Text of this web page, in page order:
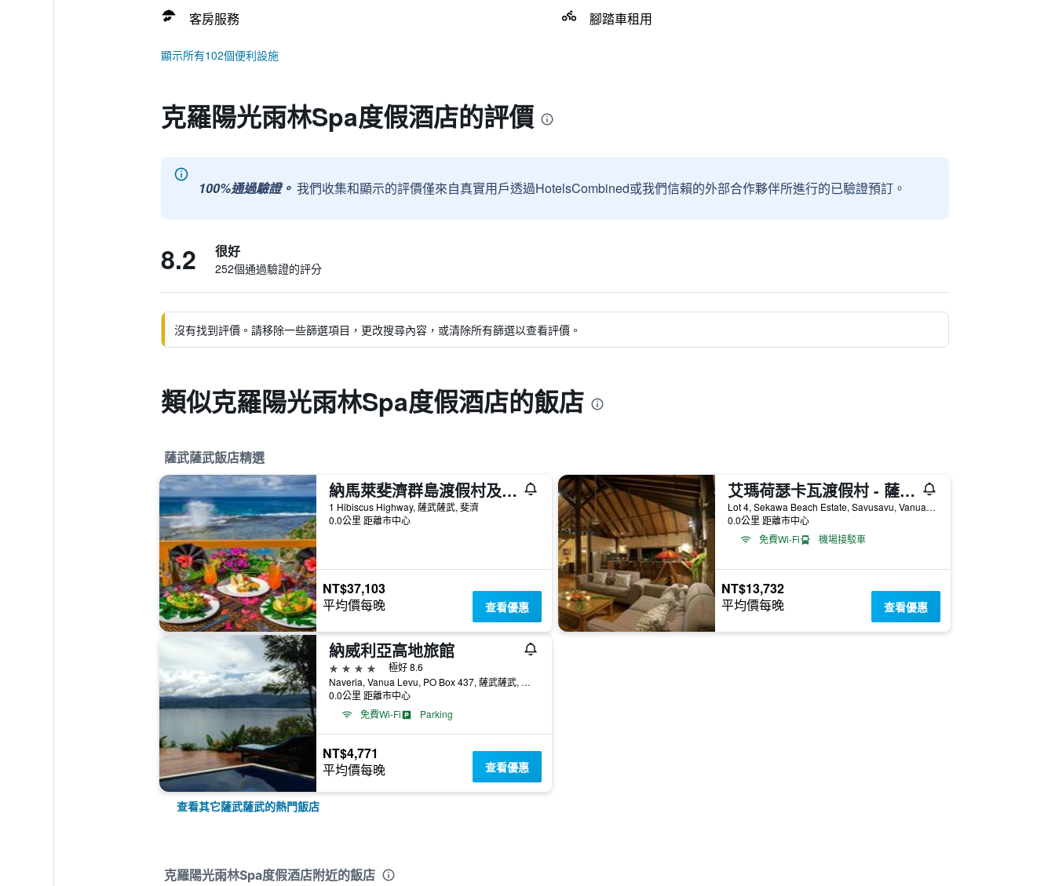
客房服務
腳踏車租用
顯示所有102個便利設施
克羅陽光雨林Spa度假酒店的評價
100%通過驗證。 我們收集和顯示的評價僅來自真實用戶透過HotelsCombined或我們信賴的外部合作夥伴所進行的已驗證預訂。
8.2 很好
252個通過驗證的評分
沒有找到評價。請移除一些篩選項目，更改搜尋內容，或清除所有篩選以查看評價。
類似克羅陽光雨林Spa度假酒店的飯店
薩武薩武飯店精選
納馬萊斐濟群島渡假村及水療中心 - 式 - 薩武薩武
1 Hibiscus Highway, 薩武薩武, 斐濟
0.0公里 距離市中心
NT$37,103
平均價每晚 查看優惠
艾瑪荷瑟卡瓦渡假村 - 薩武薩武
Lot 4, Sekawa Beach Estate, Savusavu, Vanua Levu, Fiji, 薩武薩武, 斐濟
0.0公里 距離市中心
免費Wi-Fi
機場接駁車
NT$13,732
平均價每晚 查看優惠
納威利亞高地旅館
4星級
極好 8.6
Naveria, Vanua Levu, PO Box 437, 薩武薩武, 斐濟
0.0公里 距離市中心
免費Wi-Fi
Parking
NT$4,771
平均價每晚 查看優惠
查看其它薩武薩武的熱門飯店
克羅陽光雨林Spa度假酒店附近的飯店